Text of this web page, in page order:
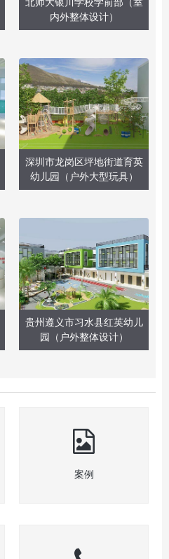
内外整体设计）
深圳市龙岗区坪地街道育英
幼儿园（户外大型玩具）
贵州遵义市习水县红英幼儿
园（户外整体设计）
案例